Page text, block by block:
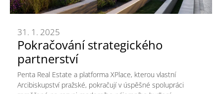
Pokračování strategického
partnerství
31. 1. 2025
Penta Real Estate a platforma XPlace, kterou vlastní
Arcibiskupství pražské, pokračují v úspěšné spolupráci